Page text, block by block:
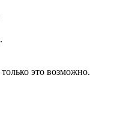
это возможно.